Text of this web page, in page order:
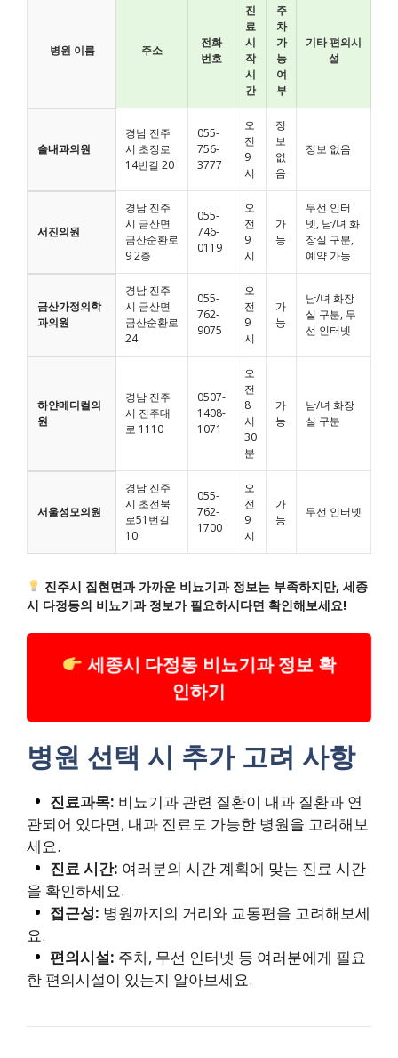
병원 이름 주소
전화
번호
진
료
시
작
시
간
주
차
가
능
여
부
기타 편의시
설
솔내과의원
경남 진주
시 초장로
14번길 20
055-
756-
3777
오
전
9
시
정
보
없
음
정보 없음
서진의원
경남 진주
시 금산면
금산순환로
9 2층
055-
746-
0119
오
전
9
시
가
능
무선 인터
넷, 남/녀 화
장실 구분,
예약 가능
금산가정의학
과의원
경남 진주
시 금산면
금산순환로
24
055-
762-
9075
오
전
9
시
가
능
남/녀 화장
실 구분, 무
선 인터넷
하얀메디컬의
원
경남 진주
시 진주대
로 1110
0507-
1408-
1071
오
전
8
시
30
분
가
능
남/녀 화장
실 구분
서울성모의원
경남 진주
시 초전북
로51번길
10
055-
762-
1700
오
전
9
시
가
능
무선 인터넷
진주시 집현면과 가까운 비뇨기과 정보는 부족하지만, 세종
시 다정동의 비뇨기과 정보가 필요하시다면 확인해보세요!
세종시 다정동 비뇨기과 정보 확
인하기
병원 선택 시 추가 고려 사항
진료과목: 비뇨기과 관련 질환이 내과 질환과 연
관되어 있다면, 내과 진료도 가능한 병원을 고려해보
세요.
진료 시간: 여러분의 시간 계획에 맞는 진료 시간
을 확인하세요.
접근성: 병원까지의 거리와 교통편을 고려해보세
요.
편의시설: 주차, 무선 인터넷 등 여러분에게 필요
한 편의시설이 있는지 알아보세요.